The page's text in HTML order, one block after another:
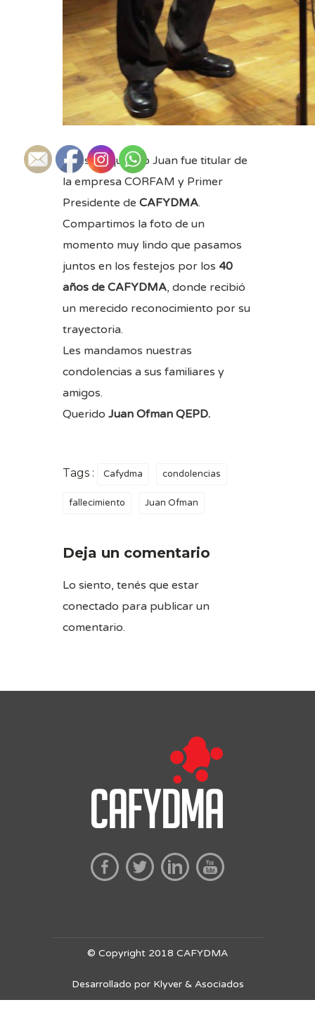
Nuestro querido Juan fue titular de
la empresa CORFAM y Primer
Presidente de CAFYDMA.
Compartimos la foto de un
momento muy lindo que pasamos
juntos en los festejos por los 40
años de CAFYDMA, donde recibió
un merecido reconocimiento por su
trayectoria.
Les mandamos nuestras
condolencias a sus familiares y
amigos.
Querido Juan Ofman QEPD.
Tags : Cafydma condolencias
fallecimiento Juan Ofman
Deja un comentario
Lo siento, tenés que estar
conectado para publicar un
comentario.
© Copyright 2018 CAFYDMA
Desarrollado por Klyver & Asociados